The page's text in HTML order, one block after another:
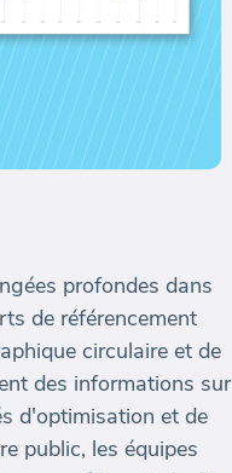
profondes dans
de référencement
circulaire et de
des informations sur
d'optimisation et de
public, les équipes